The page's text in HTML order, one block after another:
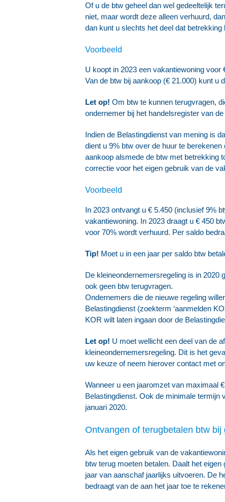
Of u de btw geheel dan wel gedeeltelijk
niet, maar wordt deze alleen verhuurd,
dan kunt u slechts het deel dat
Voorbeeld
U koopt in 2023 een vakantiewoning
Van de btw bij aankoop (€ 21.000) kunt u
Let op! Om btw te kunnen terugvragen,
ondernemer bij het handelsregister van
Indien de Belastingdienst van mening is
dient u 9% btw over de huur te
aankoop alsmede de btw met betrekking
correctie voor het eigen gebruik van de
Voorbeeld
In 2023 ontvangt u € 5.450 (inclusief 9%
vakantiewoning. In 2023 draagt u € 450
voor 70% wordt verhuurd. Per saldo
Tip! Moet u in een jaar per saldo btw
De kleineondernemersregeling is in 2020
ook geen btw terugvragen.
Ondernemers die de nieuwe regeling
Belastingdienst (zoekterm ‘aanmelden
KOR wilt laten ingaan door de
Let op! U moet wellicht een deel van de
kleineondernemersregeling. Dit is het
uw keuze of neem hierover contact met
Wanneer u een jaaromzet van maximaal
Belastingdienst. Ook de minimale termijn
januari 2020.
Ontvangen of terugbetalen btw
Als het eigen gebruik van de
btw terug moeten betalen. Daalt het
jaar van aanschaf jaarlijks uitvoeren. De
bedraagt van de aan het jaar toe te